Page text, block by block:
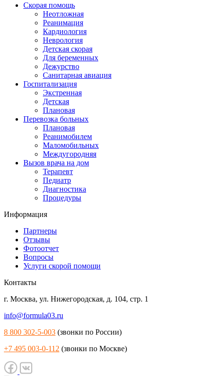
Скорая помощь
Неотложная
Реанимация
Кардиология
Неврология
Детская скорая
Для беременных
Дежурство
Санитарная авиация
Госпитализация
Экстренная
Детская
Плановая
Перевозка больных
Плановая
Реанимобилем
Маломобильных
Междугородняя
Вызов врача на дом
Терапевт
Педиатр
Диагностика
Процедуры
Информация
Партнеры
Отзывы
Фотоотчет
Вопросы
Услуги скорой помощи
Контакты
г. Москва, ул. Нижегородская, д. 104, стр. 1
info@formula03.ru
8 800 302-5-003 (звонки по России)
+7 495 003-0-112 (звонки по Москве)